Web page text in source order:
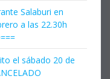
Salaburi en
a las 22.30h
el sábado 20 de